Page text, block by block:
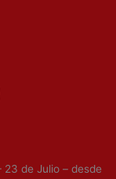
23 de Julio – desde